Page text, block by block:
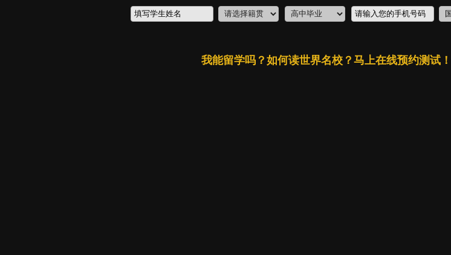
我能留学吗？如何读世界名校？马上在线预约测试！